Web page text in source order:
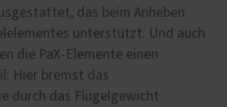
das beim Anheben
unterstützt. Und auch
die PaX-Elemente einen
Hier bremst das
durch das Flügelgewicht